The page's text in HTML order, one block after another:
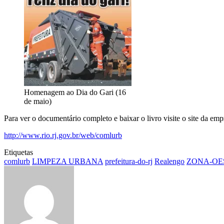
Homenagem ao Dia do Gari (16
de maio)
Para ver o documentário completo e baixar o livro visite o site da
http://www.rio.rj.gov.br/web/comlurb
Etiquetas
comlurb LIMPEZA URBANA prefeitura-do-rj Realengo ZONA-